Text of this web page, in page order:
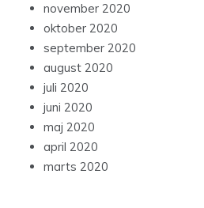
november 2020
oktober 2020
september 2020
august 2020
juli 2020
juni 2020
maj 2020
april 2020
marts 2020